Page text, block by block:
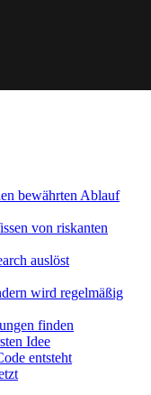
bewährten Ablauf
von riskanten
auslöst
wird regelmäßig
finden
Idee
entsteht